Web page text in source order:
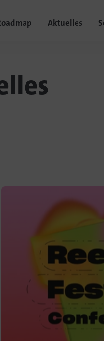
Aktuelles